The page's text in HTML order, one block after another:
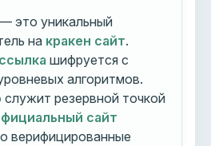
— это уникальный
на кракен сайт.
шифруется с
алгоритмов.
служит резервной точкой
сайт
верифицированные